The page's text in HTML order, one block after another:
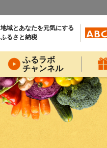
地域とあなたを元気にする
ふるさと納税
ふるラボ
チャンネル